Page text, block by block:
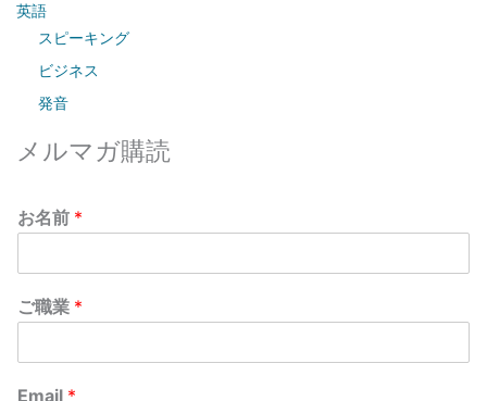
英語
スピーキング
ビジネス
発音
メルマガ購読
お名前 *
ご職業 *
Email *